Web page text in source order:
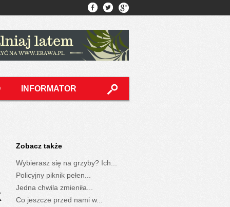
INFORMATOR
Zobacz także
Wybierasz się na grzyby? Ich...
Policyjny piknik pełen...
Jedna chwila zmieniła...
Co jeszcze przed nami w...